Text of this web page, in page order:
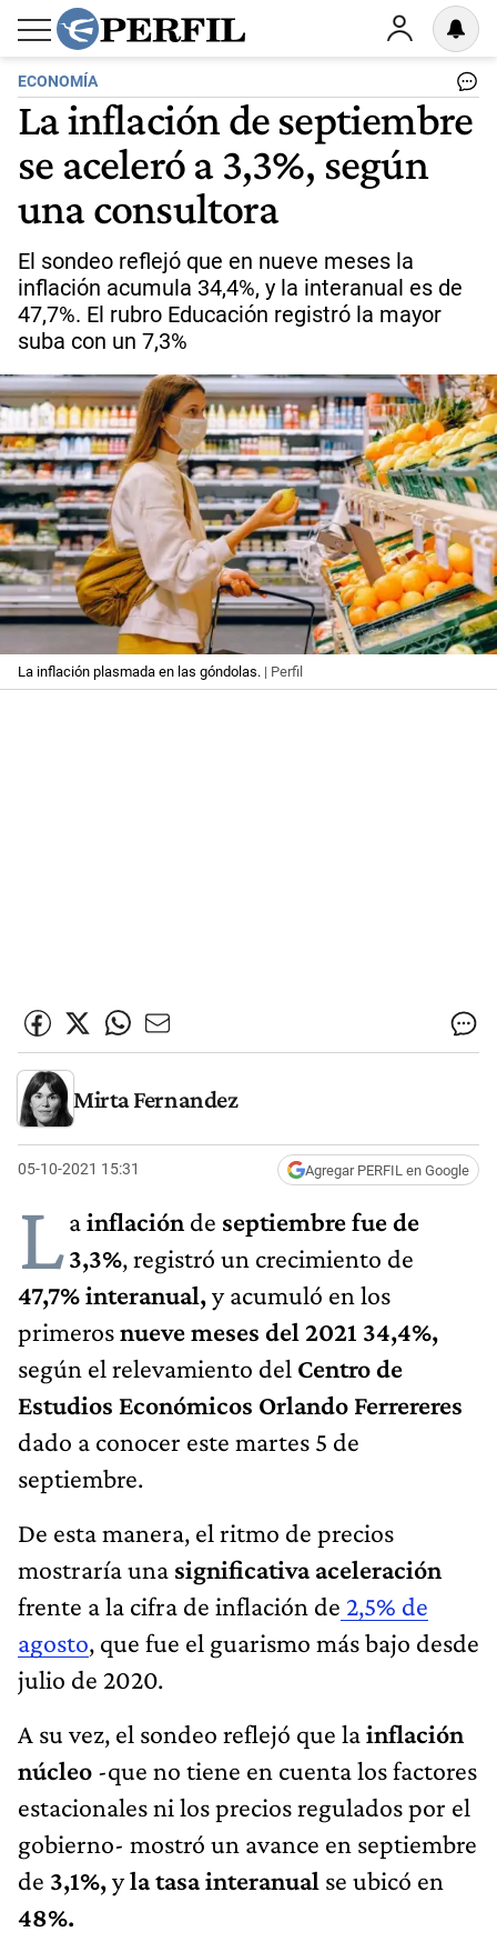
ECONOMÍA
La inflación de septiembre
se aceleró a 3,3%, según
una consultora
El sondeo reflejó que en nueve meses la
inflación acumula 34,4%, y la interanual es de
47,7%. El rubro Educación registró la mayor
suba con un 7,3%
La inflación plasmada en las góndolas. | Perfil
Mirta Fernandez
05-10-2021 15:31 Agregar PERFIL en Google
Lainflación de septiembre fue de
3,3%, registró un crecimiento de
47,7% interanual,y acumuló en los
primerosnueve meses del 2021 34,4%,
según el relevamiento del Centro de
Estudios Económicos Orlando Ferrereres
dado a conocer este martes 5 de
septiembre.
De esta manera, el ritmo de precios
mostraría una significativa aceleración
frente a la cifra de inflación de 2,5% de
agosto, que fue el guarismo más bajo desde
julio de 2020.
A su vez, el sondeo reflejó que lainflación
núcleo -que no tiene en cuenta los factores
estacionales ni los precios regulados por el
gobierno- mostró un avance en septiembre
de 3,1%,yla tasa interanual se ubicó en
48%.